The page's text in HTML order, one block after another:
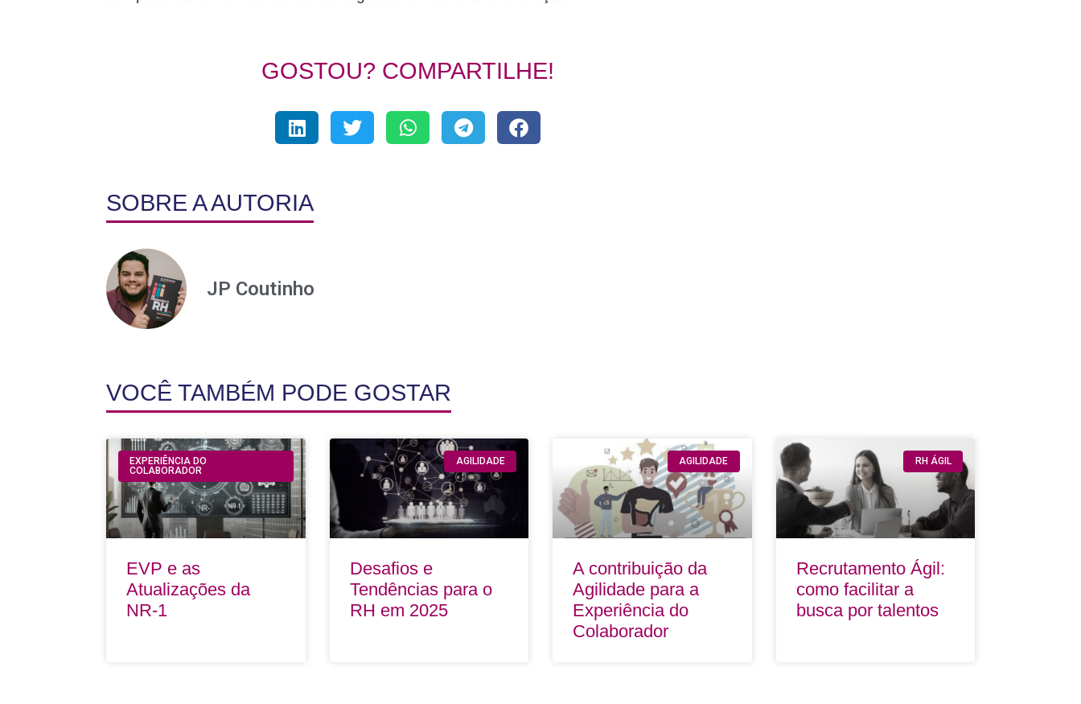
GOSTOU? COMPARTILHE!
SOBRE A AUTORIA
JP Coutinho
VOCÊ TAMBÉM PODE GOSTAR
EXPERIÊNCIA DO
COLABORADOR
EVP e as
Atualizações da
NR-1
AGILIDADE
Desafios e
Tendências para o
RH em 2025
AGILIDADE
A contribuição da
Agilidade para a
Experiência do
Colaborador
RH ÁGIL
Recrutamento Ágil:
como facilitar a
busca por talentos